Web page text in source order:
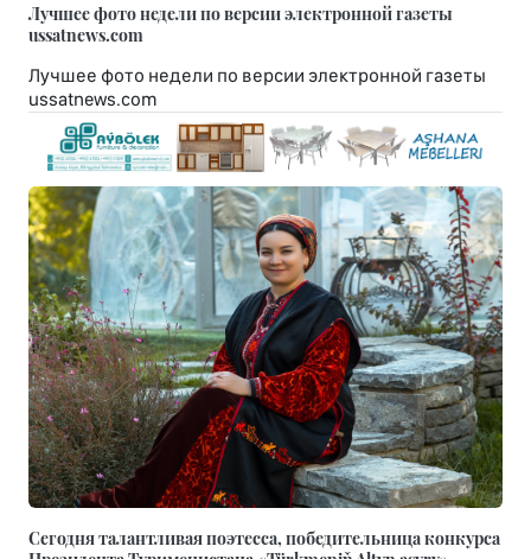
Лучшее фото недели по версии электронной газеты
ussatnews.com
Лучшее фото недели по версии электронной газеты
ussatnews.com
Сегодня талантливая поэтесса, победительница конкурса